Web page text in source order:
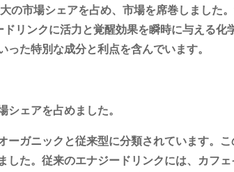
の市場シェアを占め、市場を席巻しました
リンクに活力と覚醒効果を瞬時に与える化
た特別な成分と利点を含んでいます。
ェアを占めました。
ーガニックと従来型に分類されています。
した。従来のエナジードリンクには、カフ